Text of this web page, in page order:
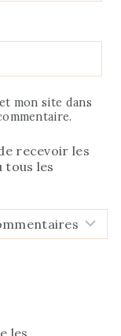
mon site dans
recevoir les
tous les
les